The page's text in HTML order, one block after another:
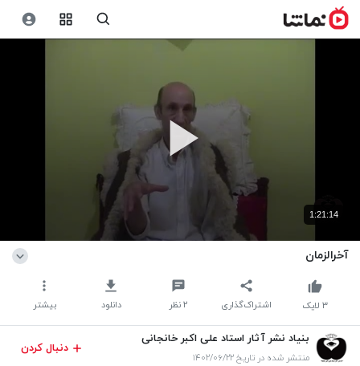
1:21:14
آخرالزمان
اشتراک‌گذاری ۲ نظر دانلود بیشتر ۳ لایک
بنیاد نشر آثار استاد علی اکبر خانجانی
منتشر شده در تاریخ ۱۴۰۲/۰۶/۲۲
دنبال کردن